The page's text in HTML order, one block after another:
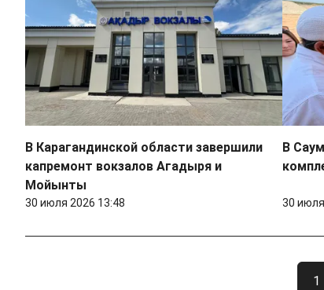
В Карагандинской области завершили
капремонт вокзалов Агадыря и
Мойынты
30 июля 2026 13:48
В
30
1